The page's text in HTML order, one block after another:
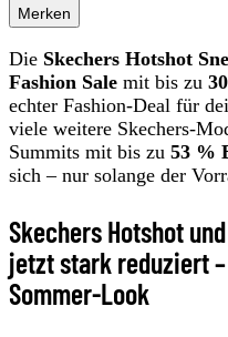
Merken
Die Skechers Hotshot
Fashion Sale mit bis zu
echter Fashion-Deal für
viele weitere Skechers-
Summits mit bis zu 53 %
sich – nur solange der
Skechers Hotshot
jetzt stark reduziert
Sommer-Look